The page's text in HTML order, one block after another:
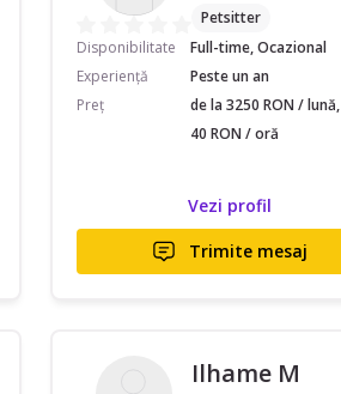
Petsitter
Disponibilitate
Full-time, Ocazional
Experiență
Peste un an
Preț
de la 3250 RON /
40 RON / oră
Vezi profil
Trimite mesaj
Ilhame M